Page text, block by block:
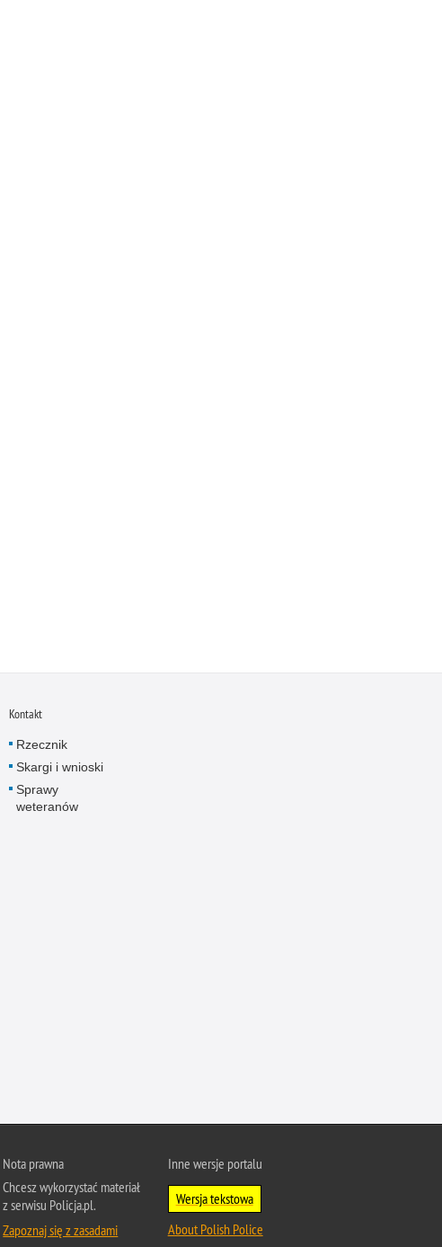
Policjant z pasją
Porwania
Pożary i podpalenia
Pranie brudnych pieniędzy
Przestępczość komputerowa
Przestępczość kryminalna
Kontakt
Rzecznik
Skargi i wnioski
Sprawy
weteranów
Nota prawna
Chcesz wykorzystać materiał
z serwisu Policja.pl.
Zapoznaj się z zasadami
Inne wersje portalu
Wersja tekstowa
About Polish Police